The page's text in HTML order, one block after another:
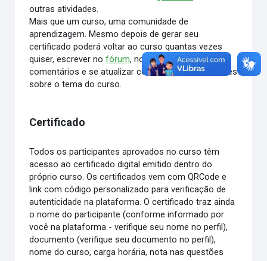
outras atividades.
Mais que um curso, uma comunidade de
aprendizagem. Mesmo depois de gerar seu
certificado poderá voltar ao curso quantas vezes
quiser, escrever nofórum, no blog do curso, fazer
comentários e se atualizar com relação aos debates
sobre o tema do curso.
Certificado
Todos os participantes aprovados no curso têm
acesso ao certificado digital emitido dentro do
próprio curso. Os certificados vem com QRCode e
link com código personalizado para verificação de
autenticidade na plataforma. O certificado traz ainda
o nome do participante (conforme informado por
você na plataforma - verifique seu nome no perfil),
documento (verifique seu documento no perfil),
nome do curso, carga horária, nota nas questões